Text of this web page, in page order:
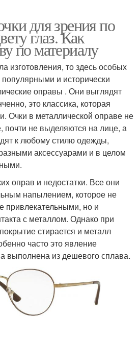
для зрения по
глаз. Как
по материалу
изготовления, то здесь особых
и исторически
оправы . Они выглядят
это классика, которая
Очки в металлической оправе не
почти не выделяются на лице, а
к любому стилю одежды,
аксессуарами и в целом
оправ и недостатки. Все они
напылением, которое не
привлекательными, но и
с металлом. Однако при
стирается и металл
часто это явление
выполнена из дешевого сплава.